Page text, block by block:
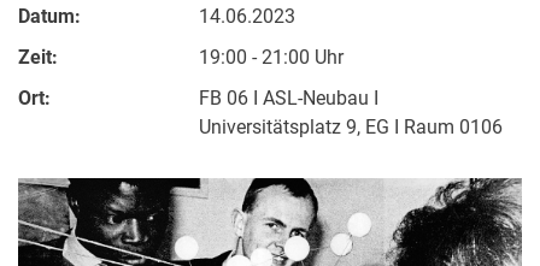
Kontakte
Semesterinformationen
Datum:
14.06.2023
Zeit:
19:00 - 21:00 Uhr
Ort:
FB 06 I ASL-Neubau I
Universitätsplatz 9, EG I Raum 0106